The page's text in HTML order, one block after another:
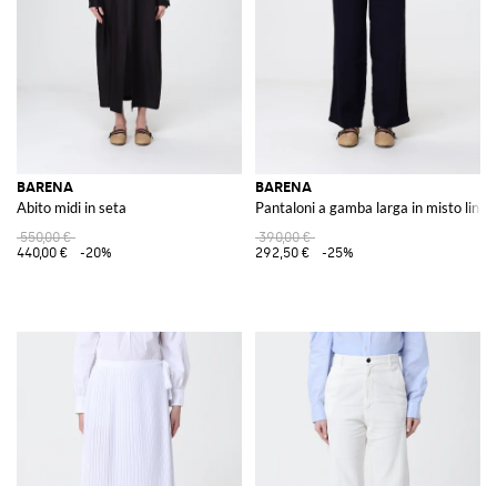
BARENA
Abito midi in seta
550,00 €
440,00 €
-20%
BARENA
Pantaloni a gamba larga in misto lino
390,00 €
292,50 €
-25%